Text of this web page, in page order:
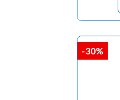
-30%